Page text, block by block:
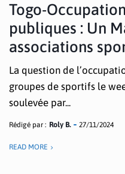
Togo-
publiques : Un
associations
La question de
groupes de sportifs le
soulevée par...
Rédigé par : Roly B. 27/11/2024
READ MORE